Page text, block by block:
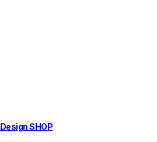
Design SHOP